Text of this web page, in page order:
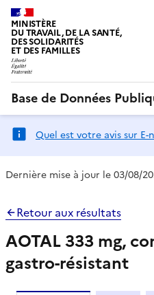
MINISTÈRE
DU TRAVAIL, DE LA SANTÉ,
DES SOLIDARITÉS
ET DES FAMILLES
Base de Données
Quel est votre avis sur E-
Dernière mise à jour le 03/08/
Retour aux résultats
AOTAL 333 mg,
gastro-résistant